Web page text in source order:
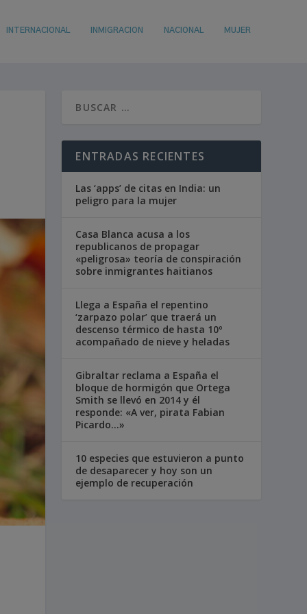
INTERNACIONAL INMIGRACION NACIONAL MUJER
ENTRADAS RECIENTES
Las ‘apps’ de citas en India: un
peligro para la mujer
Casa Blanca acusa a los
republicanos de propagar
«peligrosa» teoría de conspiración
sobre inmigrantes haitianos
Llega a España el repentino
‘zarpazo polar’ que traerá un
descenso térmico de hasta 10º
acompañado de nieve y heladas
Gibraltar reclama a España el
bloque de hormigón que Ortega
Smith se llevó en 2014 y él
responde: «A ver, pirata Fabian
Picardo…»
10 especies que estuvieron a punto
de desaparecer y hoy son un
ejemplo de recuperación